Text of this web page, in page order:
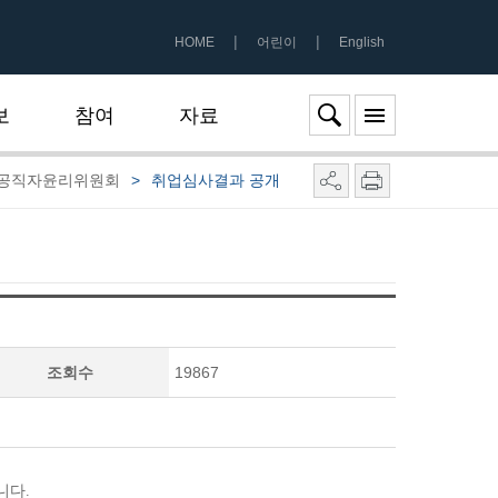
HOME | 어린이 | English
참여 자료
직자윤리위원회 > 취업심사결과 공개
조회수 19867
다.